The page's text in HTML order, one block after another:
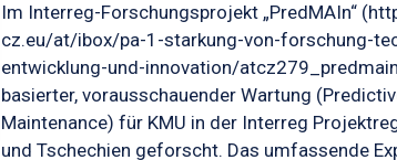
Im Interreg-Forschungsprojekt „PredMAIn“
cz.eu/at/ibox/pa-1-starkung-von-forschung-
entwicklung-und-innovation/
basierter, vorausschauender Wartung
Maintenance) für KMU in der Interreg
und Tschechien geforscht. Das umfassende